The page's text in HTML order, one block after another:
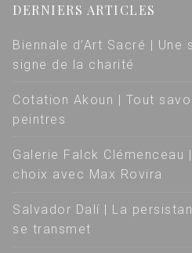
DERNIERS ARTICLES
Biennale d’Art Sacré |
signe de la charité
Cotation Akoun | Tout
peintres
Galerie Falck Clémenceau
choix avec Max Rovira
Salvador Dalí | La
se transmet